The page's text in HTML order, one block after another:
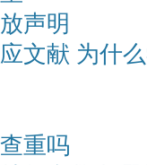
声明
文献 为什
重吗